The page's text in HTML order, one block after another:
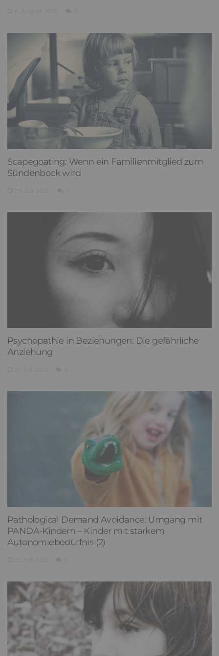
Scapegoating: Wenn ein Familienmitglied zum
Sündenbock wird
Psychopathie in Beziehungen: Die gefährliche
Anziehung
Pathological Demand Avoidance: Umgang mit
PANDA-Kindern – Kinder mit starkem
Autonomiebedürfnis (2)